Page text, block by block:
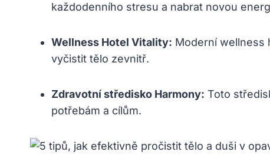
každodenního stresu a nabrat novou
Wellness Hotel Vitality: Moderní wellness
vyčistit tělo zevnitř.
Zdravotní středisko Harmony: Toto
potřebám a cílům.